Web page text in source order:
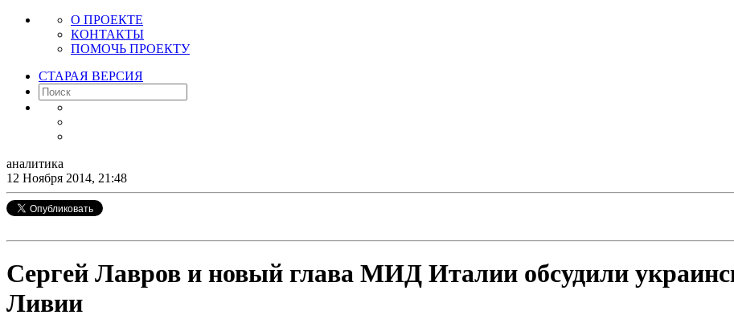
О ПРОЕКТЕ
КОНТАКТЫ
ПОМОЧЬ ПРОЕКТУ
СТАРАЯ ВЕРСИЯ
аналитика
12 Ноября 2014, 21:48
Сергей Лавров и новый глава МИД Италии обсудили
Ливии